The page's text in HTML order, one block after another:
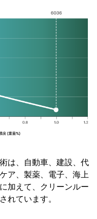
は、自動車、建設、代
ア、製薬、電子、海上
加えて、クリーンルー
れています。